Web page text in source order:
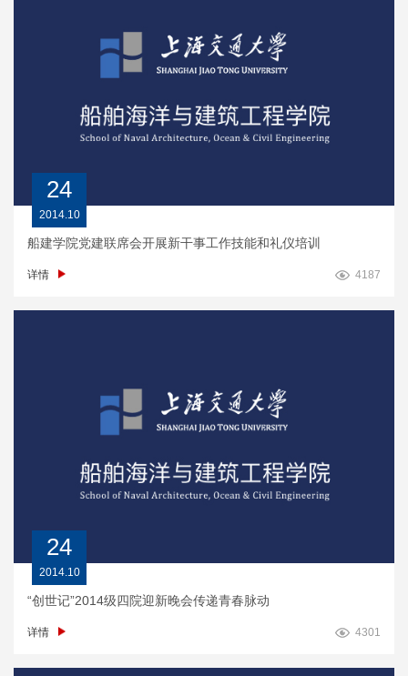
24
2014.10
船建学院党建联席会开展新干事工作技能和礼仪培训
详情 4187
24
2014.10
“创世记”2014级四院迎新晚会传递青春脉动
详情 4301